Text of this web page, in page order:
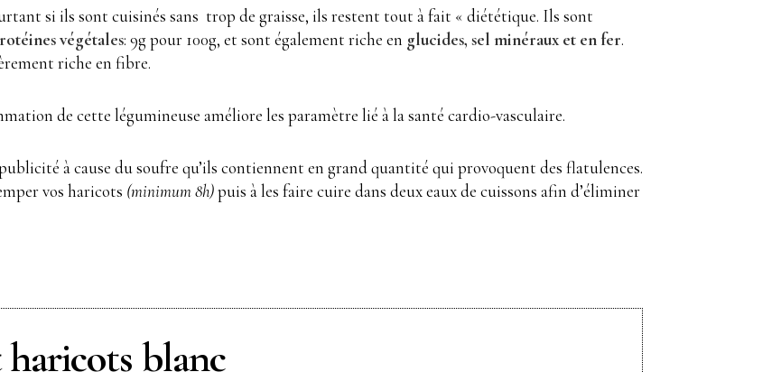
si ils sont cuisinés sans trop de graisse, ils restent tout à fait « diététique. Ils sont
végétales: 9g pour 100g, et sont également riche en glucides, sel minéraux et en fer.
riche en fibre.
de cette légumineuse améliore les paramètre lié à la santé cardio-vasculaire.
à cause du soufre qu’ils contiennent en grand quantité qui provoquent des flatulences.
vos haricots (minimum 8h)puis à les faire cuire dans deux eaux de cuissons afin d’éliminer
haricots blanc